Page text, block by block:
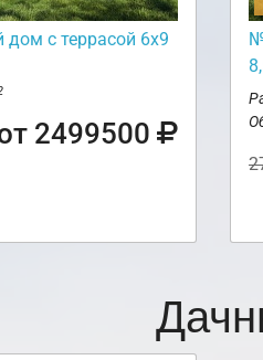
с террасой 6х9
2499500